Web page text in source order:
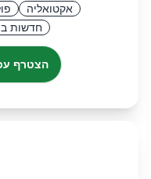
אקטואליה
חדשות
הצטרף